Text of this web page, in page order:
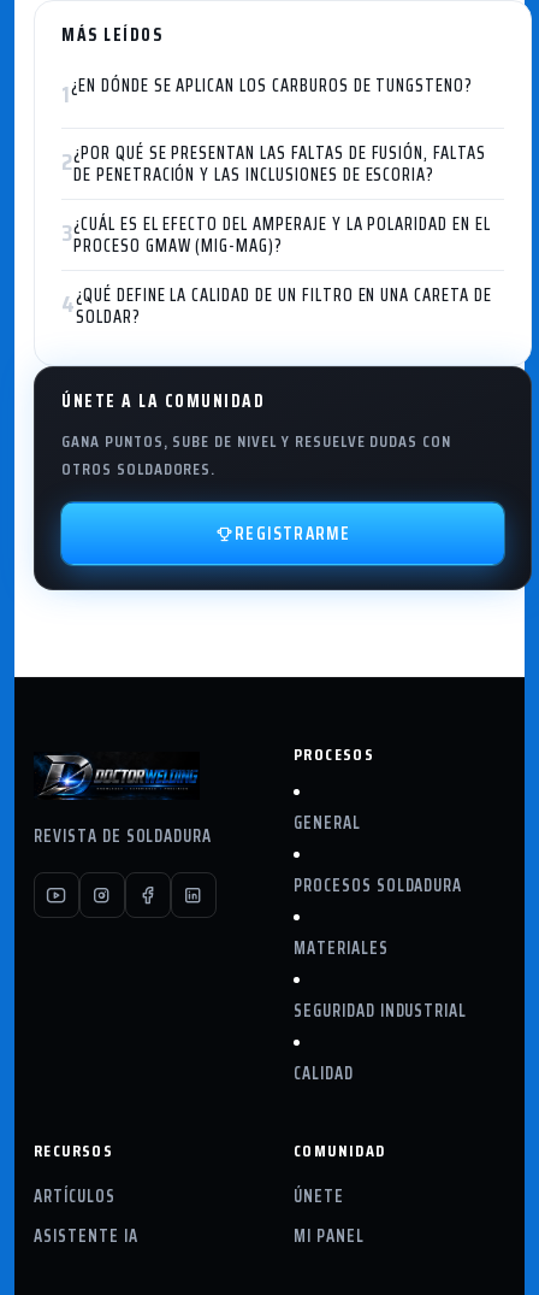
MÁS LEÍDOS
1¿EN DÓNDE SE APLICAN LOS CARBUROS DE TUNGSTENO?
2¿POR QUÉ SE PRESENTAN LAS FALTAS DE FUSIÓN, FALTAS
DE PENETRACIÓN Y LAS INCLUSIONES DE ESCORIA?
3¿CUÁL ES EL EFECTO DEL AMPERAJE Y LA POLARIDAD EN EL
PROCESO GMAW (MIG-MAG)?
4¿QUÉ DEFINE LA CALIDAD DE UN FILTRO EN UNA CARETA DE
SOLDAR?
ÚNETE A LA COMUNIDAD
GANA PUNTOS, SUBE DE NIVEL Y RESUELVE DUDAS CON
OTROS SOLDADORES.
REGISTRARME
REVISTA DE SOLDADURA
PROCESOS
GENERAL
PROCESOS SOLDADURA
MATERIALES
SEGURIDAD INDUSTRIAL
CALIDAD
RECURSOS
ARTÍCULOS
ASISTENTE IA
COMUNIDAD
ÚNETE
MI PANEL